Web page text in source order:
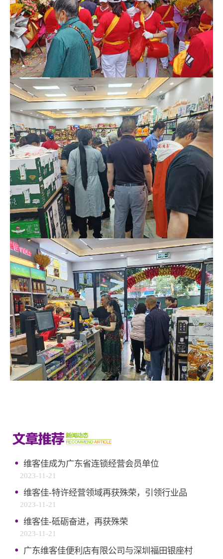
· 维客佳成为广东省连锁经营会员单位
2023-11-21
· 维客佳-特许经营领域再获殊荣，引领行业品
2023-11-21
· 维客佳-砥砺奋进，再获殊荣
2023-11-21
· 广东维客佳便利店有限公司与深圳福田银座村